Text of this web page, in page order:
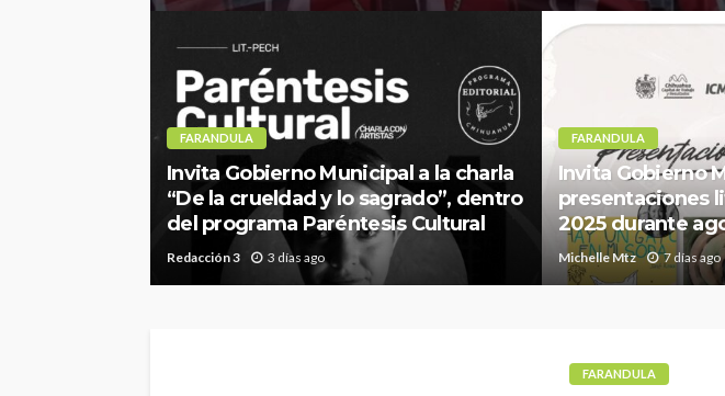
FARANDULA
Invita Gobierno Municipal a la charla
“De la crueldad y lo sagrado”, dentro
del programa Paréntesis Cultural
Redacción 3 3 días ago
FARANDULA
Invita Gobierno
presentaciones
2025 durante
Michelle Mtz 7 días ago
FARANDULA